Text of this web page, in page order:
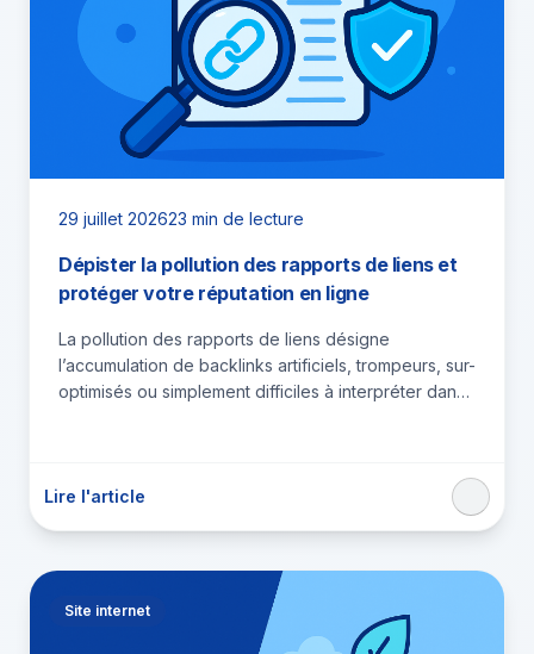
29 juillet 202623 min de lecture
Dépister la pollution des rapports de liens et
protéger votre réputation en ligne
La pollution des rapports de liens désigne
l’accumulation de backlinks artificiels, trompeurs, sur-
optimisés ou simplement difficiles à interpréter dans
Lire l'article
Site internet